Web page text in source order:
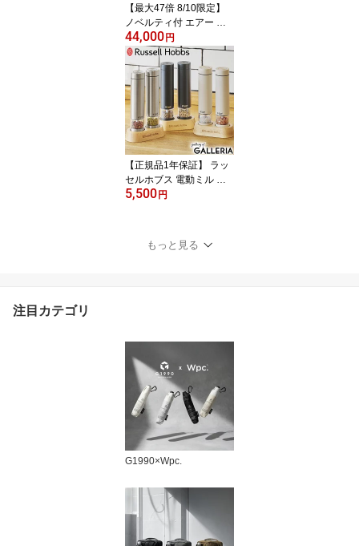
【最大47倍 8/10限定】
ノベルティ付 エアー リ
ュック メンズ レディー
ス 大容量 ブランド Aer
リュックサック 軽量 通
勤 おしゃれ シンプル ビ
ジカジ カジュアル 無地
通勤リュック 耐久性 PC
収納 2層 A4 24L City Pac
k Pro 2
44,000 円
【正規品1年保証】 ラッ
セルホブス 電動ミル ソ
ルト ペッパー 電池式 電
タンド ギフト プレゼン
ト 岩塩 胡椒 2本 2本セッ
5,500 円
もっと見る
注目カテゴリ
G1990×Wpc.